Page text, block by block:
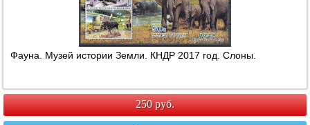
Фауна. Музей истории Земли. КНДР 2017 год. Слоны.
250 руб.